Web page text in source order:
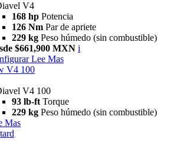
V4
168 hp Potencia
126 Nm Par de apriete
229 kg Peso húmedo (sin combustible)
$661,900 MXN i
Lee Mas
V4 100
V4 100
93 lb-ft Torque
229 kg Peso húmedo (sin combustible)
Mas